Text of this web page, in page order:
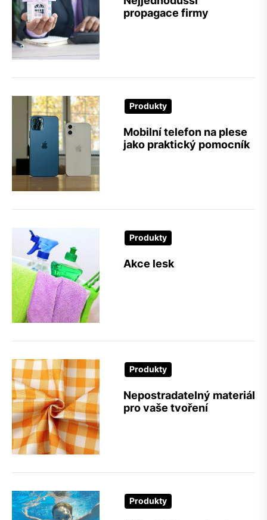
propagace firmy
Produkty
Mobilní telefon na plese
jako praktický pomocník
Produkty
Akce lesk
Produkty
Nepostradatelný materiál
pro vaše tvoření
Produkty